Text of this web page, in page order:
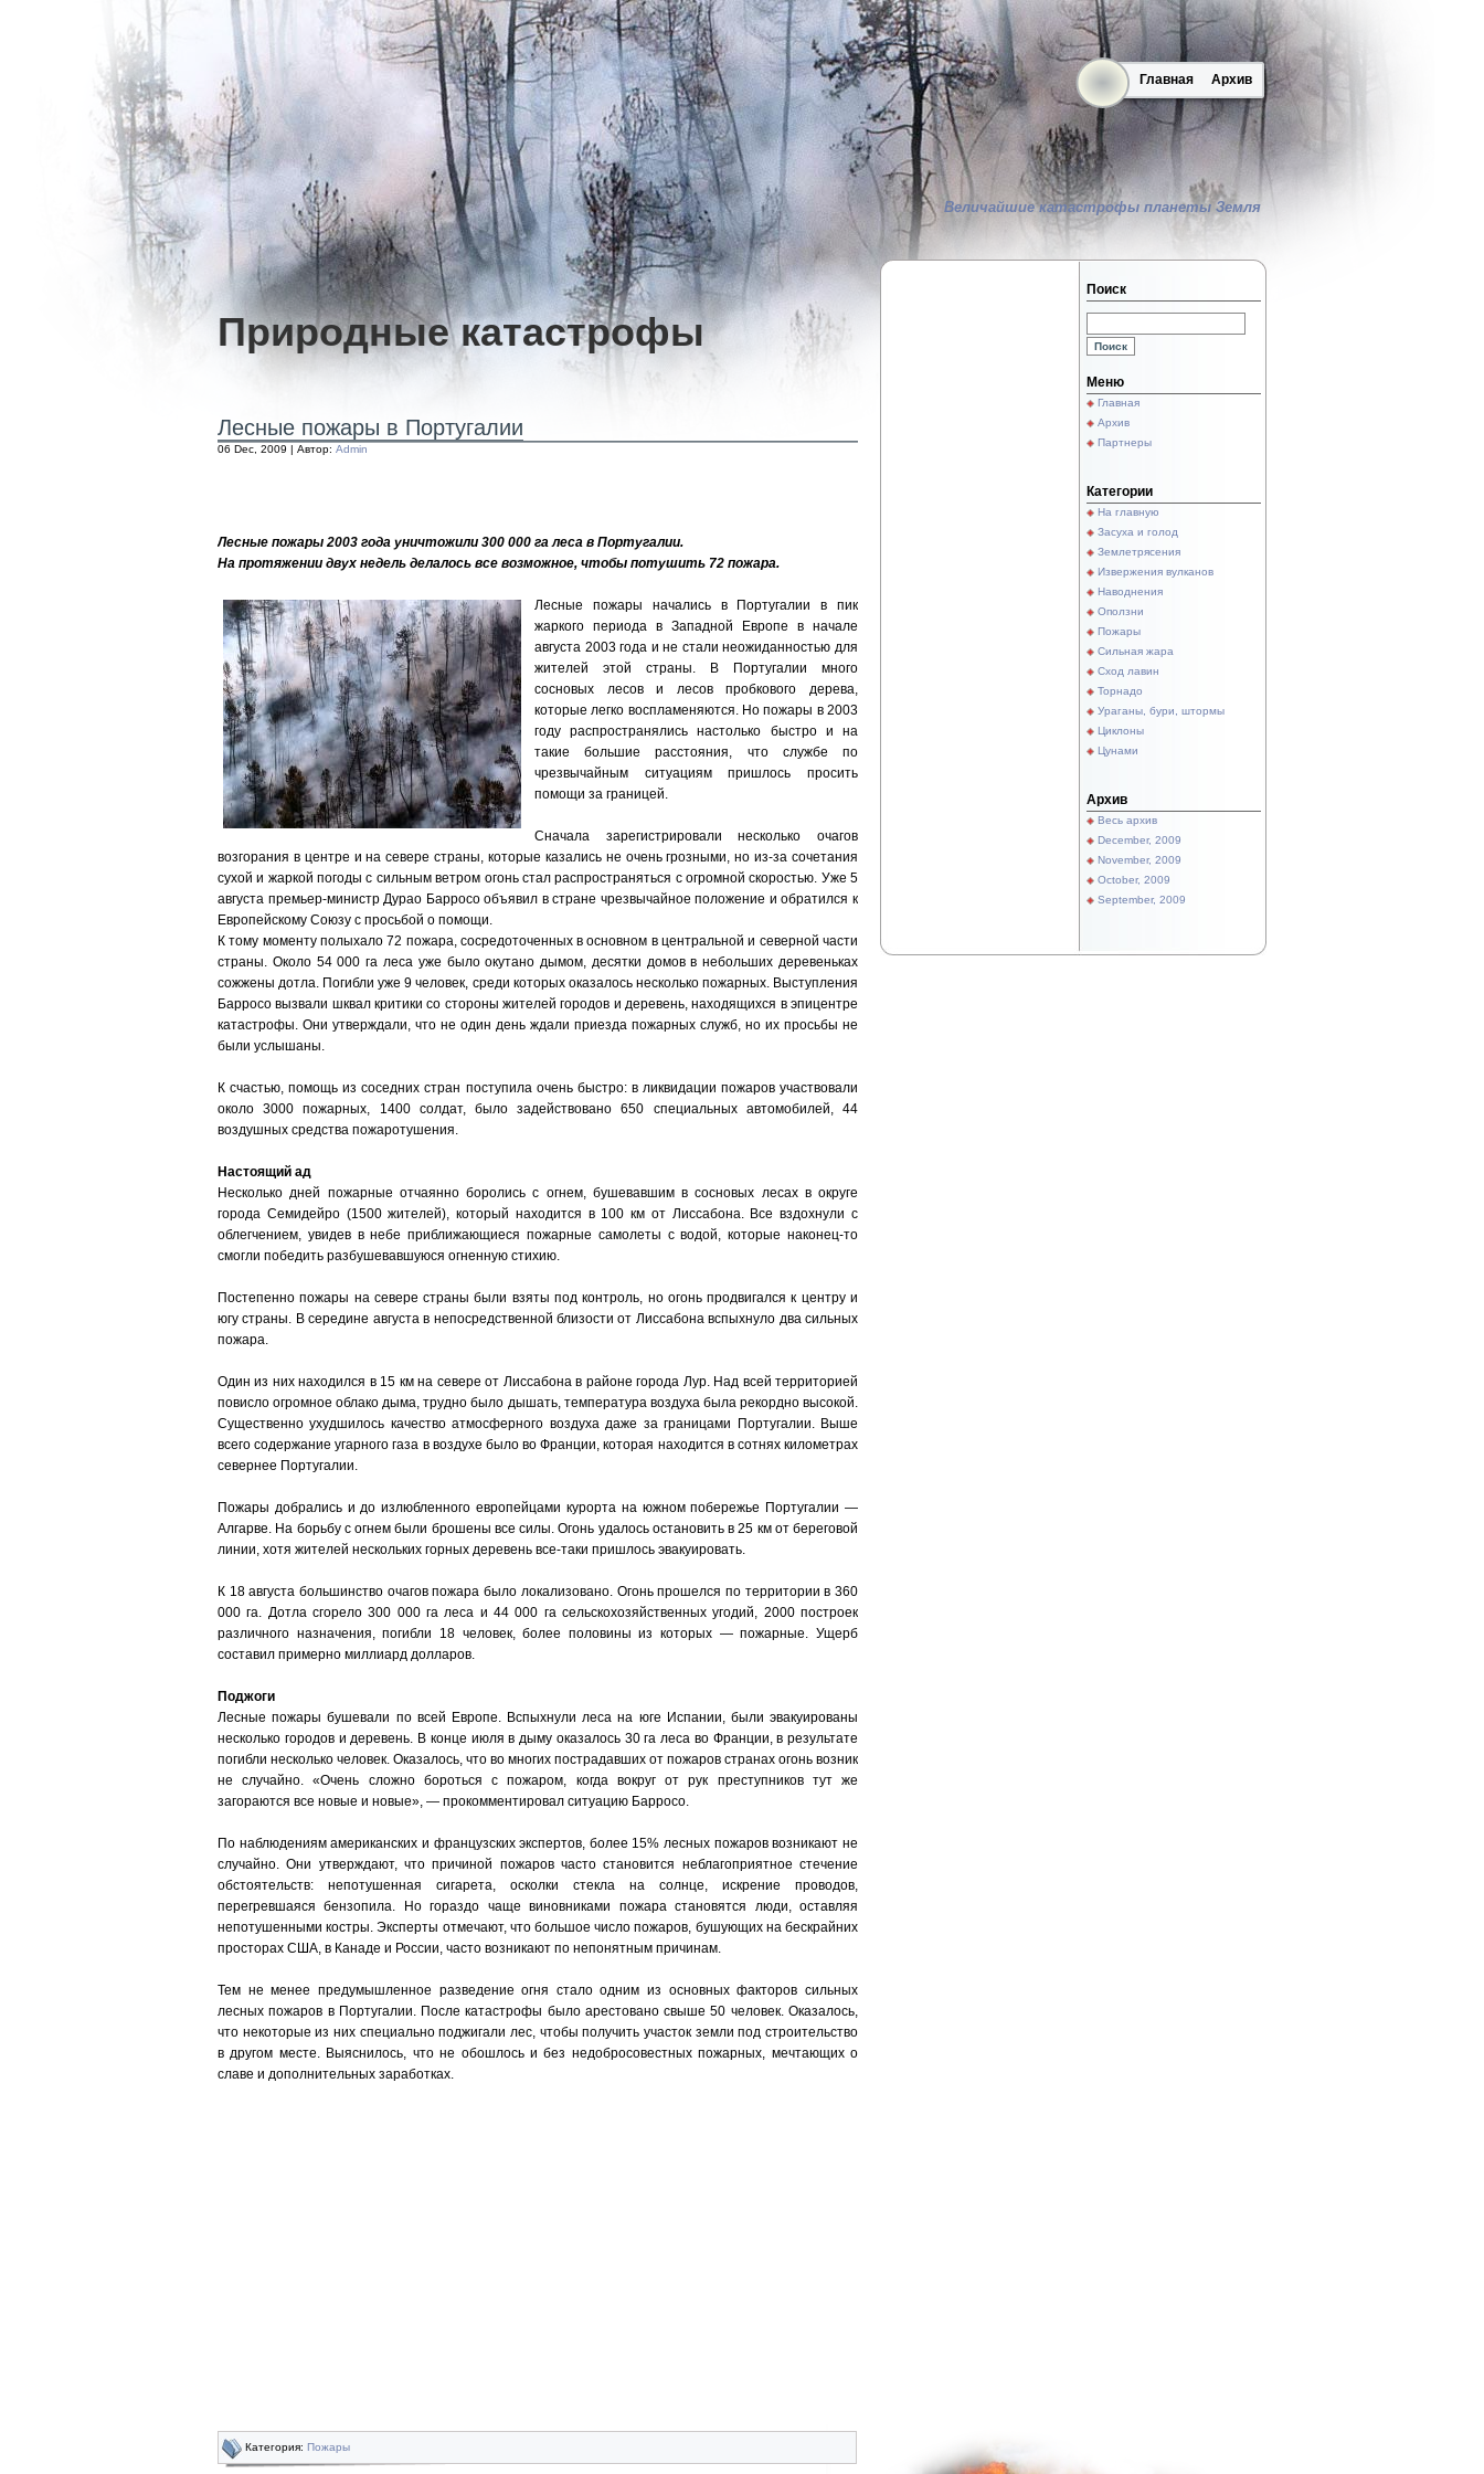
Природные катастрофы
Величайшие катастрофы планеты Земля
Главная Архив
Лесные пожары в Португалии
06 Dec, 2009 | Автор: Admin
Лесные пожары 2003 года уничтожили 300 000 га леса в Португалии.
На протяжении двух недель делалось все возможное, чтобы потушить 72 пожара.
Лесные пожары начались в Португалии в пик
жаркого периода в Западной Европе в начале
августа 2003 года и не стали неожиданностью для
жителей этой страны. В Португалии много
сосновых лесов и лесов пробкового дерева,
которые легко воспламеняются. Но пожары в 2003
году распространялись настолько быстро и на
такие большие расстояния, что службе по
чрезвычайным ситуациям пришлось просить
помощи за границей.
Сначала зарегистрировали несколько очагов
возгорания в центре и на севере страны, которые казались не очень грозными, но из-за сочетания
сухой и жаркой погоды с сильным ветром огонь стал распространяться с огромной скоростью. Уже 5
августа премьер-министр Дурао Барросо объявил в стране чрезвычайное положение и обратился к
Европейскому Союзу с просьбой о помощи.
К тому моменту полыхало 72 пожара, сосредоточенных в основном в центральной и северной части
страны. Около 54 000 га леса уже было окутано дымом, десятки домов в небольших деревеньках
сожжены дотла. Погибли уже 9 человек, среди которых оказалось несколько пожарных. Выступления
Барросо вызвали шквал критики со стороны жителей городов и деревень, находящихся в эпицентре
катастрофы. Они утверждали, что не один день ждали приезда пожарных служб, но их просьбы не
были услышаны.
К счастью, помощь из соседних стран поступила очень быстро: в ликвидации пожаров участвовали
около 3000 пожарных, 1400 солдат, было задействовано 650 специальных автомобилей, 44
воздушных средства пожаротушения.
Настоящий ад
Несколько дней пожарные отчаянно боролись с огнем, бушевавшим в сосновых лесах в округе
города Семидейро (1500 жителей), который находится в 100 км от Лиссабона. Все вздохнули с
облегчением, увидев в небе приближающиеся пожарные самолеты с водой, которые наконец-то
смогли победить разбушевавшуюся огненную стихию.
Постепенно пожары на севере страны были взяты под контроль, но огонь продвигался к центру и
югу страны. В середине августа в непосредственной близости от Лиссабона вспыхнуло два сильных
пожара.
Один из них находился в 15 км на севере от Лиссабона в районе города Лур. Над всей территорией
повисло огромное облако дыма, трудно было дышать, температура воздуха была рекордно высокой.
Существенно ухудшилось качество атмосферного воздуха даже за границами Португалии. Выше
всего содержание угарного газа в воздухе было во Франции, которая находится в сотнях километрах
севернее Португалии.
Пожары добрались и до излюбленного европейцами курорта на южном побережье Португалии —
Алгарве. На борьбу с огнем были брошены все силы. Огонь удалось остановить в 25 км от береговой
линии, хотя жителей нескольких горных деревень все-таки пришлось эвакуировать.
К 18 августа большинство очагов пожара было локализовано. Огонь прошелся по территории в 360
000 га. Дотла сгорело 300 000 га леса и 44 000 га сельскохозяйственных угодий, 2000 построек
различного назначения, погибли 18 человек, более половины из которых — пожарные. Ущерб
составил примерно миллиард долларов.
Поджоги
Лесные пожары бушевали по всей Европе. Вспыхнули леса на юге Испании, были эвакуированы
несколько городов и деревень. В конце июля в дыму оказалось 30 га леса во Франции, в результате
погибли несколько человек. Оказалось, что во многих пострадавших от пожаров странах огонь возник
не случайно. «Очень сложно бороться с пожаром, когда вокруг от рук преступников тут же
загораются все новые и новые», — прокомментировал ситуацию Барросо.
По наблюдениям американских и французских экспертов, более 15% лесных пожаров возникают не
случайно. Они утверждают, что причиной пожаров часто становится неблагоприятное стечение
обстоятельств: непотушенная сигарета, осколки стекла на солнце, искрение проводов,
перегревшаяся бензопила. Но гораздо чаще виновниками пожара становятся люди, оставляя
непотушенными костры. Эксперты отмечают, что большое число пожаров, бушующих на бескрайних
просторах США, в Канаде и России, часто возникают по непонятным причинам.
Тем не менее предумышленное разведение огня стало одним из основных факторов сильных
лесных пожаров в Португалии. После катастрофы было арестовано свыше 50 человек. Оказалось,
что некоторые из них специально поджигали лес, чтобы получить участок земли под строительство
в другом месте. Выяснилось, что не обошлось и без недобросовестных пожарных, мечтающих о
славе и дополнительных заработках.
Категория: Пожары
Поиск
Меню
Главная
Архив
Партнеры
Категории
На главную
Засуха и голод
Землетрясения
Извержения вулканов
Наводнения
Оползни
Пожары
Сильная жара
Сход лавин
Торнадо
Ураганы, бури, штормы
Циклоны
Цунами
Архив
Весь архив
December, 2009
November, 2009
October, 2009
September, 2009